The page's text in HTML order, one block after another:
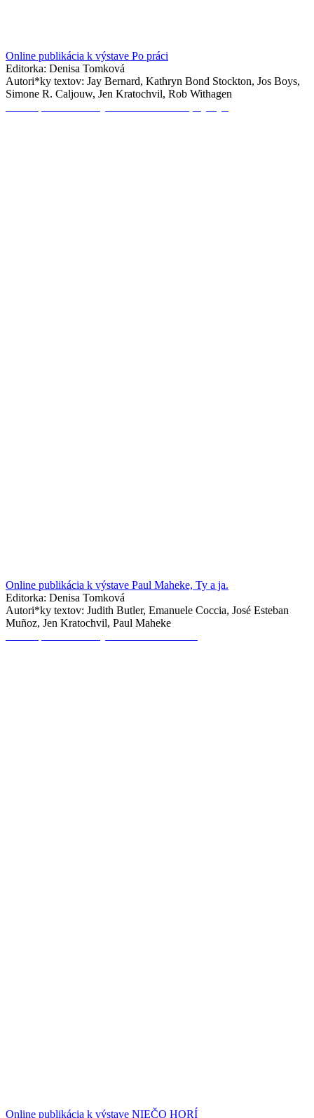
Online publikácia k výstave Po práci
Editorka: Denisa Tomková
Autori*ky textov: Jay Bernard, Kathryn Bond Stockton, Jos Boys,
Simone R. Caljouw, Jen Kratochvil, Rob Withagen
Online publikácia k výstave Paul Maheke, Ty a ja.
Editorka: Denisa Tomková
Autori*ky textov: Judith Butler, Emanuele Coccia, José Esteban
Muñoz, Jen Kratochvil, Paul Maheke
Online publikácia k výstave NIEČO HORÍ